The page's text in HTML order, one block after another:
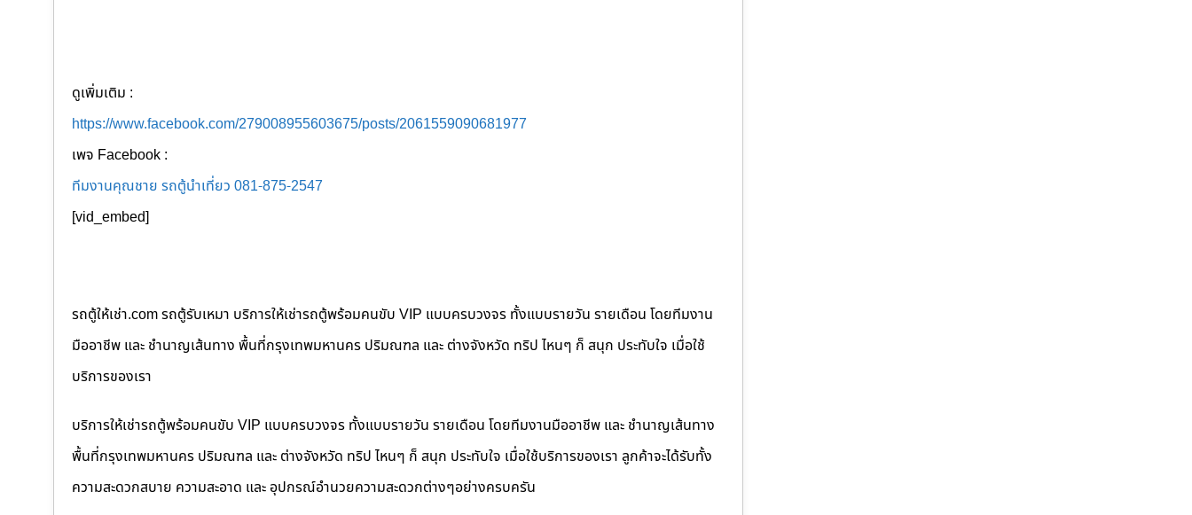
ดูเพิ่มเติม :
https://www.facebook.com/279008955603675/posts/2061559090681977
เพจ Facebook :
ทีมงานคุณชาย รถตู้นำเที่ยว 081-875-2547
[vid_embed]
รถตู้ให้เช่า.com รถตู้รับเหมา บริการให้เช่ารถตู้พร้อมคนขับ VIP แบบครบวงจร ทั้งแบบรายวัน รายเดือน โดยทีมงาน
มืออาชีพ และ ชำนาญเส้นทาง พื้นที่กรุงเทพมหานคร ปริมณฑล และ ต่างจังหวัด ทริป ไหนๆ ก็ สนุก ประทับใจ เมื่อใช้
บริการของเรา
บริการให้เช่ารถตู้พร้อมคนขับ VIP แบบครบวงจร ทั้งแบบรายวัน รายเดือน โดยทีมงานมืออาชีพ และ ชำนาญเส้นทาง
พื้นที่กรุงเทพมหานคร ปริมณฑล และ ต่างจังหวัด ทริป ไหนๆ ก็ สนุก ประทับใจ เมื่อใช้บริการของเรา ลูกค้าจะได้รับทั้ง
ความสะดวกสบาย ความสะอาด และ อุปกรณ์อำนวยความสะดวกต่างๆอย่างครบครัน